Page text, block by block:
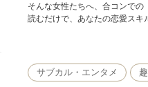
そんな女性たちへ、合コンで
読むだけで、あなたの恋愛スキ
２．「天然キャラだとよく言わ
３．「彼氏をみつけにきまし
サブカル・エンタメ